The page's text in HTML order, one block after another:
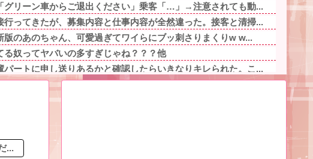
グリーン車からご退出ください」乗客「…」→注意されても動...
行ってきたが、募集内容と仕事内容が全然違った。接客と清掃...
版のあのちゃん、可愛過ぎてワイらにブッ刺さりまくりw w...
る奴ってヤバいの多すぎじゃね？？？他
パートに申し送りあるかと確認したらいきなりキレられた。こ...
全論破】幽霊がいないなら午前2時に一人で墓石を木刀で叩き...
俺が「殺人事件の被害者（遺体）」と勘違いされ現場が大パニ...
...